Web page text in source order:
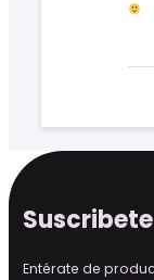
Entérate de